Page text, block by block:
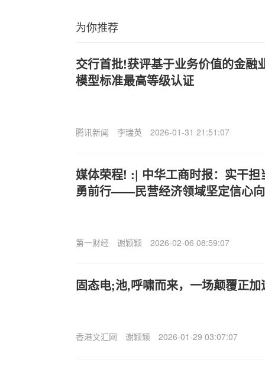
为你推荐
交行首批!获评基于业务价值的金融
模型标准最高等级认证
腾讯新闻 李瑞英 2026-01-31 21:51:07
媒体荣程! :| 中华工商时报：实干
勇前行——民营经济领域坚定信心
第一财经 谢颖颖 2026-02-06 08:59:07
固态电;池,呼啸而来，一场颠覆正加
香港文汇网 谢颖颖 2026-01-29 03:07:07